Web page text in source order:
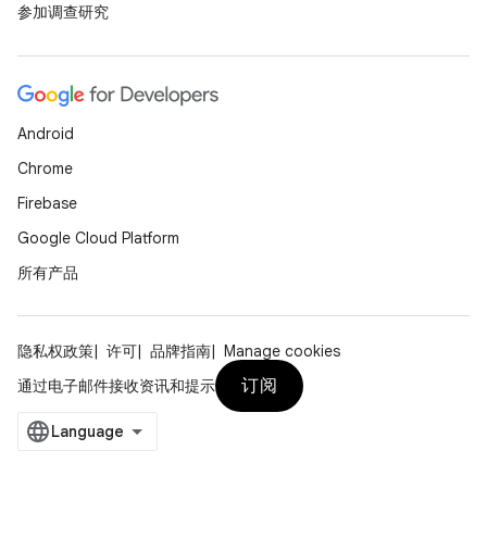
参加调查研究
Android
Chrome
Firebase
Google Cloud Platform
所有产品
隐私权政策 许可 品牌指南
Manage cookies
通过电子邮件接收资讯和提示
订阅